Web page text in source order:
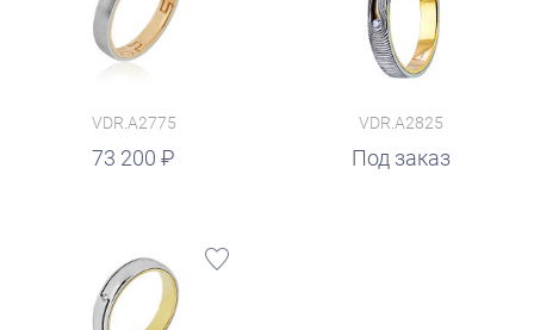
VDR.A2775
73 200
VDR.A2825
Под заказ